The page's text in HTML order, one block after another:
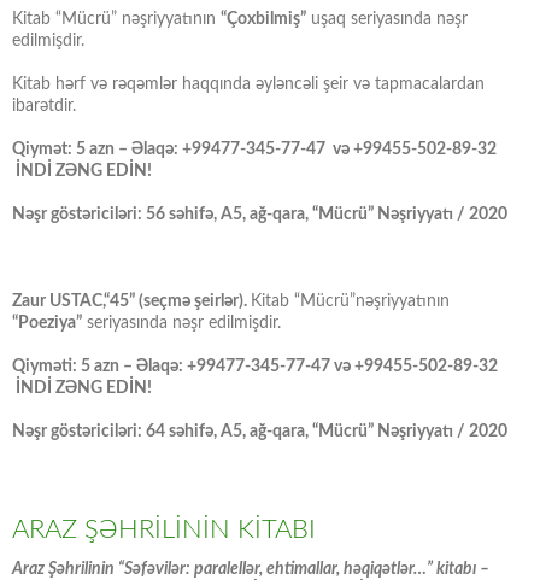
Kitab “Mücrü” nəşriyyatının “Çoxbilmiş” uşaq seriyasında nəşr
edilmişdir.
Kitab hərf və rəqəmlər haqqında əyləncəli şeir və tapmacalardan
ibarətdir.
Qiymət: 5 azn – Əlaqə: +99477-345-77-47 və +99455-502-89-32
İNDİ ZƏNG EDİN!
Nəşr göstəriciləri: 56 səhifə, A5, ağ-qara, “Mücrü” Nəşriyyatı / 2020
Zaur USTAC,“45” (seçmə şeirlər). Kitab “Mücrü”nəşriyyatının
“Poeziya” seriyasında nəşr edilmişdir.
Qiyməti: 5 azn – Əlaqə: +99477-345-77-47 və +99455-502-89-32
İNDİ ZƏNG EDİN!
Nəşr göstəriciləri: 64 səhifə, A5, ağ-qara, “Mücrü” Nəşriyyatı / 2020
ARAZ ŞƏHRİLİNİN KİTABI
Araz Şəhrilinin “Səfəvilər: paralellər, ehtimallar, həqiqətlər…” kitabı –